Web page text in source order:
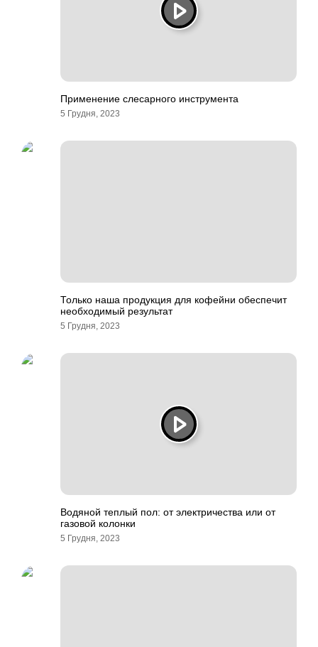
Применение слесарного инструмента
5 Грудня, 2023
Только наша продукция для кофейни обеспечит
необходимый результат
5 Грудня, 2023
Водяной теплый пол: от электричества или от
газовой колонки
5 Грудня, 2023